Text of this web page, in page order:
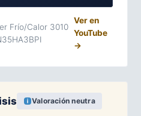
Frío/Calor 3010
Ver en
YouTube
→
Valoración neutra